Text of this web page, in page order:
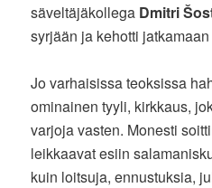
säveltäjäkollega Dmitri
syrjään ja kehotti
Jo varhaisissa teoksissa
ominainen tyyli, kirkkaus,
varjoja vasten. Monesti
leikkaavat esiin
kuin loitsuja, ennustuksia,